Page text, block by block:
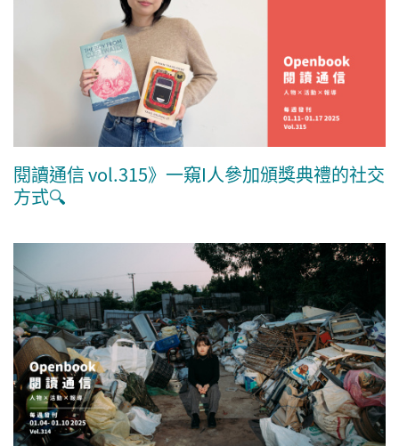
閱讀通信 vol.315》一窺I人參加頒獎典禮的社交
方式🔍